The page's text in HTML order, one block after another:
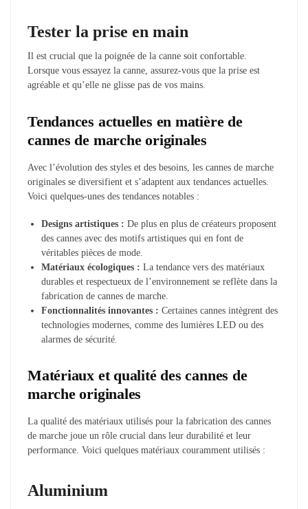
Tester la prise en main
Il est crucial que la poignée de la canne soit confortable.
Lorsque vous essayez la canne, assurez-vous que la prise est
agréable et qu’elle ne glisse pas de vos mains.
Tendances actuelles en matière de
cannes de marche originales
Avec l’évolution des styles et des besoins, les cannes de marche
originales se diversifient et s’adaptent aux tendances actuelles.
Voici quelques-unes des tendances notables :
Designs artistiques : De plus en plus de créateurs proposent
des cannes avec des motifs artistiques qui en font de
véritables pièces de mode.
Matériaux écologiques : La tendance vers des matériaux
durables et respectueux de l’environnement se reflète dans la
fabrication de cannes de marche.
Fonctionnalités innovantes : Certaines cannes intègrent des
technologies modernes, comme des lumières LED ou des
alarmes de sécurité.
Matériaux et qualité des cannes de
marche originales
La qualité des matériaux utilisés pour la fabrication des cannes
de marche joue un rôle crucial dans leur durabilité et leur
performance. Voici quelques matériaux couramment utilisés :
Aluminium